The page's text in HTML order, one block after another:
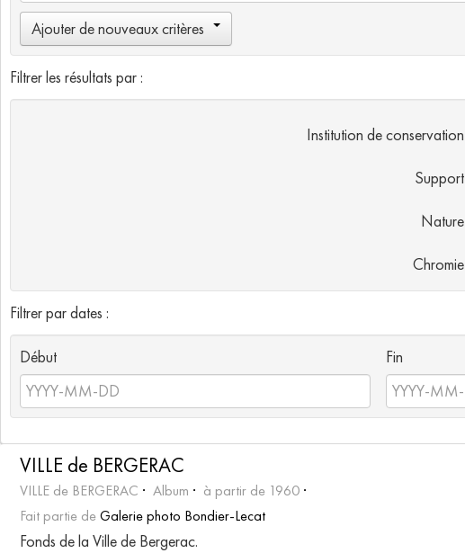
Ajouter de nouveaux critères
Filtrer les résultats par :
Institution de conservation
Support
Nature
Chromie
Filtrer par dates :
Début
Fin
VILLE de BERGERAC
VILLE de BERGERAC Album
à partir de 1960
Fait partie deGalerie photo Bondier-Lecat
Fonds de la Ville de Bergerac.